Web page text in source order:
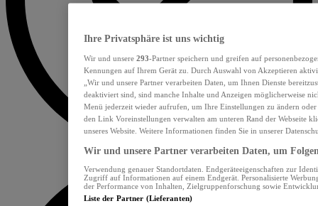
Ihre Privatsphäre ist uns wichtig
Wir und unsere 293-Partner speichern und greifen auf
Kennungen auf Ihrem Gerät zu. Durch Auswahl von Akzeptieren
„Wir und unsere Partner verarbeiten Daten, um Ihnen Dienste
deaktiviert sind, sind manche Inhalte und Anzeigen möglicherweise
Menü jederzeit wieder aufrufen, um Ihre Einstellungen zu ändern
den Link Voreinstellungen verwalten am unteren Rand der Webseite
unseres Website. Weitere Informationen finden Sie in unserer
Wir und unsere Partner verarbeiten Daten, um
Verwendung genauer Standortdaten. Endgeräteeigenschaften zur
Zugriff auf Informationen auf einem Endgerät. Personalisierte
der Performance von Inhalten, Zielgruppenforschung sowie
Liste der Partner (Lieferanten)